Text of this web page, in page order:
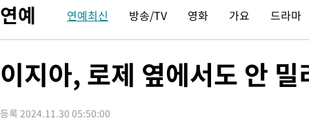
17분 전 >
'월드컵 탈락 후폭풍' 축구협회…초유의 압수수색에 '충격·당황'
20분 전 >서울 낮 37.9도, 올여름 최고치 경신…영등포 순간 '40도'
1시간 전 > [속보]코스닥, 800p 회복…0.26% 오른 801.67 마감
1시간 전 >[속보]원·달러 환율, 0.7원 내린 1423.8원 마감
연예 연예최신 방송/TV 영화 가요 드라마
이지아, 로제 옆에서도 안
등록 2024.11.30 05:50:00